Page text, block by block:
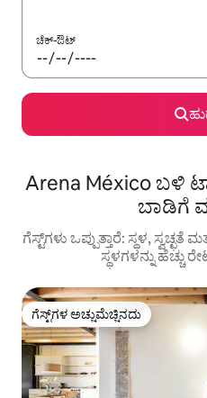
ಚೆಕ್-ಔಟ್
Arena México ಬಳಿ
ಬಾಡಿಗೆ
ಗೆಸ್ಟ್‌ಗಳು ಒಪ್ಪುತ್ತಾರೆ: ಸ್ಥಳ, ಸ್ವಚ್ಛತೆ
ಸ್ಥಳಗಳನ್ನು ಹೆಚ್ಚು
ಗೆಸ್ಟ್‌ಗಳ ಅಚ್ಚುಮೆಚ್ಚಿನದು
ಗೆಸ್ಟ್‌ಗಳ ಅಚ್ಚುಮೆಚ್ಚಿನದು